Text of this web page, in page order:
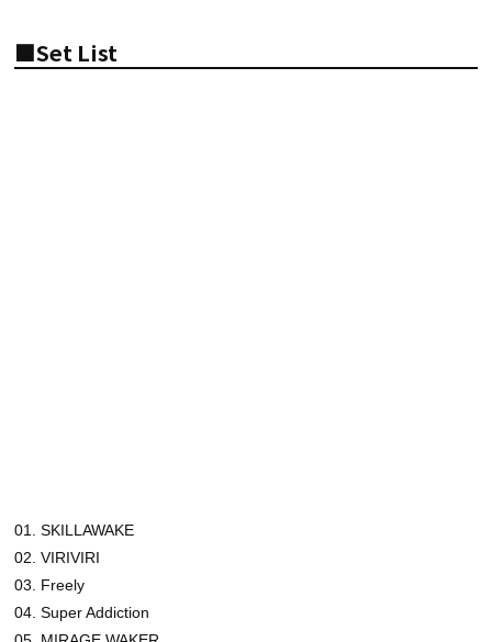
■Set List
01. SKILLAWAKE
02. VIRIVIRI
03. Freely
04. Super Addiction